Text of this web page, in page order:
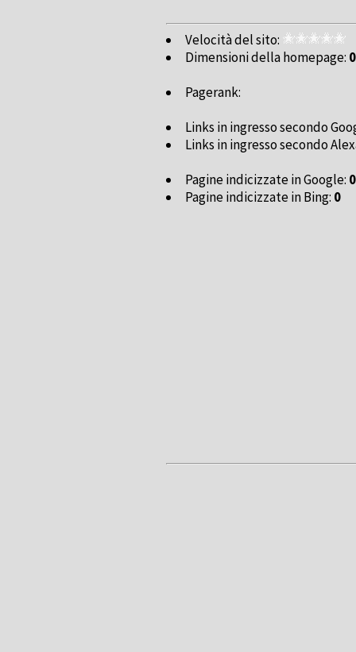
Velocità del sito:
Dimensioni della homepage: 0
Pagerank:
Links in ingresso secondo
Links in ingresso secondo
Pagine indicizzate in Google: 0
Pagine indicizzate in Bing: 0